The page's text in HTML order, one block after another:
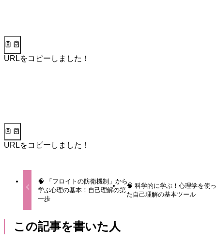
URLをコピーしました！
URLをコピーしました！
🧠 「フロイトの防衛機制」から
学ぶ心理の基本！自己理解の第
一歩
🧠 科学的に学ぶ！心理学を使っ
た自己理解の基本ツール
この記事を書いた人